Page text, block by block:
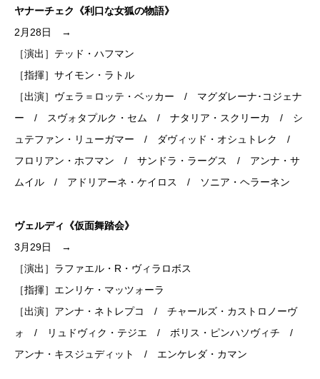
ヤナーチェク《利口な女狐の物語》
2月28日 →
［演出］テッド・ハフマン
［指揮］サイモン・ラトル
［出演］ヴェラ＝ロッテ・ベッカー / マグダレーナ･コジェナ
ー / スヴォタプルク・セム / ナタリア・スクリーカ / シ
ュテファン・リューガマー / ダヴィッド・オシュトレク /
フロリアン・ホフマン / サンドラ・ラーグス / アンナ・サ
ムイル / アドリアーネ・ケイロス / ソニア・ヘラーネン
ヴェルディ《仮面舞踏会》
3月29日 →
［演出］ラファエル・R・ヴィラロボス
［指揮］エンリケ・マッツォーラ
［出演］アンナ・ネトレプコ / チャールズ・カストロノーヴ
ォ / リュドヴィク・テジエ / ボリス・ピンハソヴィチ /
アンナ・キスジュディット / エンケレダ・カマン